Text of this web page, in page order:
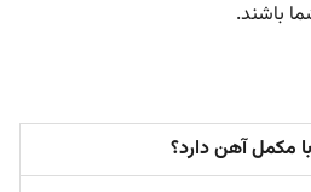
مکمل آهن دارد؟